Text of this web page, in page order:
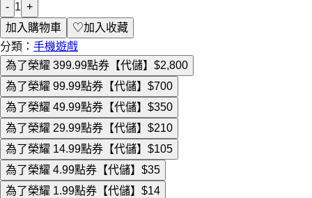
- 1 +
加入購物車
♡加入收藏
分類： 手機遊戲
為了榮耀 399.99點券【代儲】 $2,800
為了榮耀 99.99點券【代儲】 $700
為了榮耀 49.99點券【代儲】 $350
為了榮耀 29.99點券【代儲】 $210
為了榮耀 14.99點券【代儲】 $105
為了榮耀 4.99點券【代儲】 $35
為了榮耀 1.99點券【代儲】 $14